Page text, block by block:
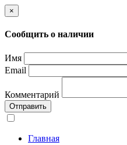
×
Сообщить о наличии
Имя
Email
Комментарий
Отправить
Главная